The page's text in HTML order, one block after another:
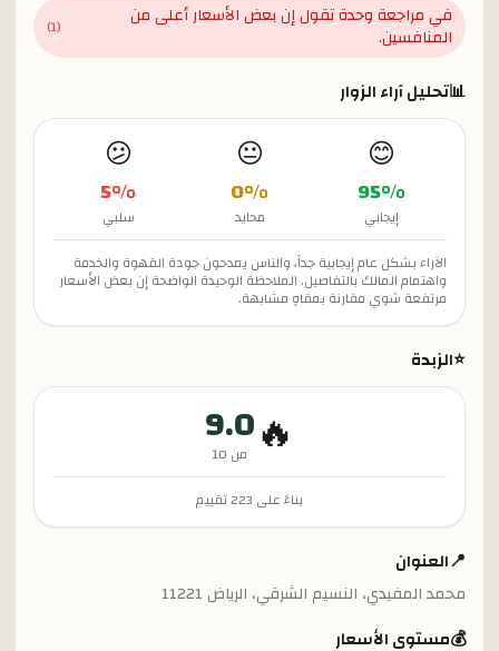
في مراجعة وحدة تقول إن بعض الأسعار أعلى من
المنافسين. (
1
)
📊تحليل آراء الزوار
😊
95%
إيجابي
😐
0%
محايد
😕
5%
سلبي
الآراء بشكل عام إيجابية جداً، والناس يمدحون جودة القهوة والخدمة
واهتمام المالك بالتفاصيل. الملاحظة الوحيدة الواضحة إن بعض الأسعار
مرتفعة شوي مقارنة بمقاهٍ مشابهة.
⭐الزبدة
🔥
9.0
من 10
بناءً على 223تقييم
📍العنوان
محمد المفيدي، النسيم الشرقي، الرياض 11221
💰مستوى الأسعار